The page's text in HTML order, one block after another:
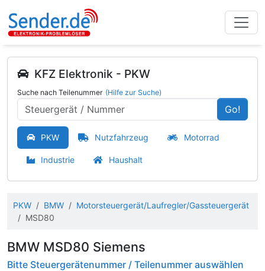
KFZ Elektronik - PKW
Suche nach Teilenummer (Hilfe zur Suche)
Go!
PKW Nutzfahrzeug Motorrad
Industrie Haushalt
PKW BMW
Motorsteuergerät/Laufregler/Gassteuergerät
MSD80
BMW MSD80 Siemens
Bitte Steuergerätenummer / Teilenummer auswählen